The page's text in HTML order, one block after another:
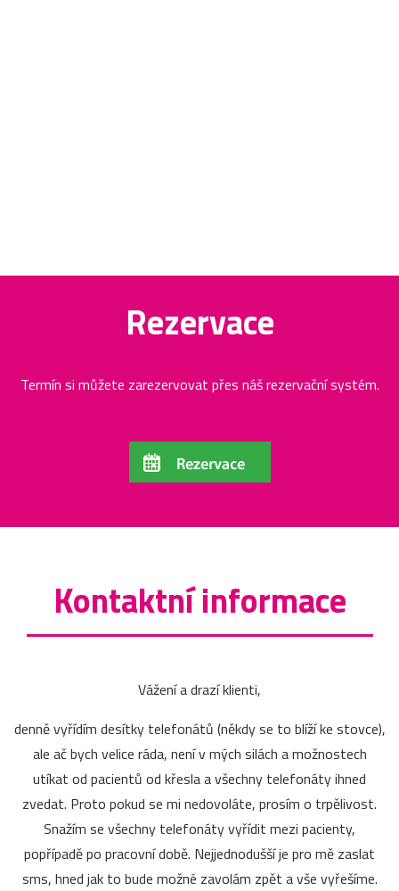
Rezervace
Termín si můžete zarezervovat přes náš rezervační systém.
Kontaktní informace
Vážení a drazí klienti,
denně vyřídím desítky telefonátů (někdy se to blíží ke stovce),
ale ač bych velice ráda, není v mých silách a možnostech
utíkat od pacientů od křesla a všechny telefonáty ihned
zvedat. Proto pokud se mi nedovoláte, prosím o trpělivost.
Snažím se všechny telefonáty vyřídit mezi pacienty,
popřípadě po pracovní době. Nejjednodušší je pro mě zaslat
sms, hned jak to bude možné zavolám zpět a vše vyřešíme.